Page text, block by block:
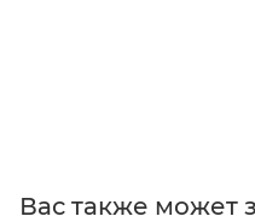
Вас также может